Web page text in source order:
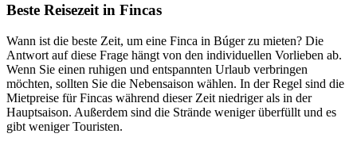
Beste Reisezeit in Fincas
Wann ist die beste Zeit, um eine Finca in Búger zu mieten? Die
Antwort auf diese Frage hängt von den individuellen Vorlieben ab.
Wenn Sie einen ruhigen und entspannten Urlaub verbringen
möchten, sollten Sie die Nebensaison wählen. In der Regel sind die
Mietpreise für Fincas während dieser Zeit niedriger als in der
Hauptsaison. Außerdem sind die Strände weniger überfüllt und es
gibt weniger Touristen.